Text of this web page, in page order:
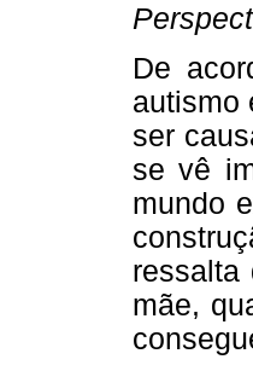
De
autismo
ser
se vê
mundo
ressalta
mãe,